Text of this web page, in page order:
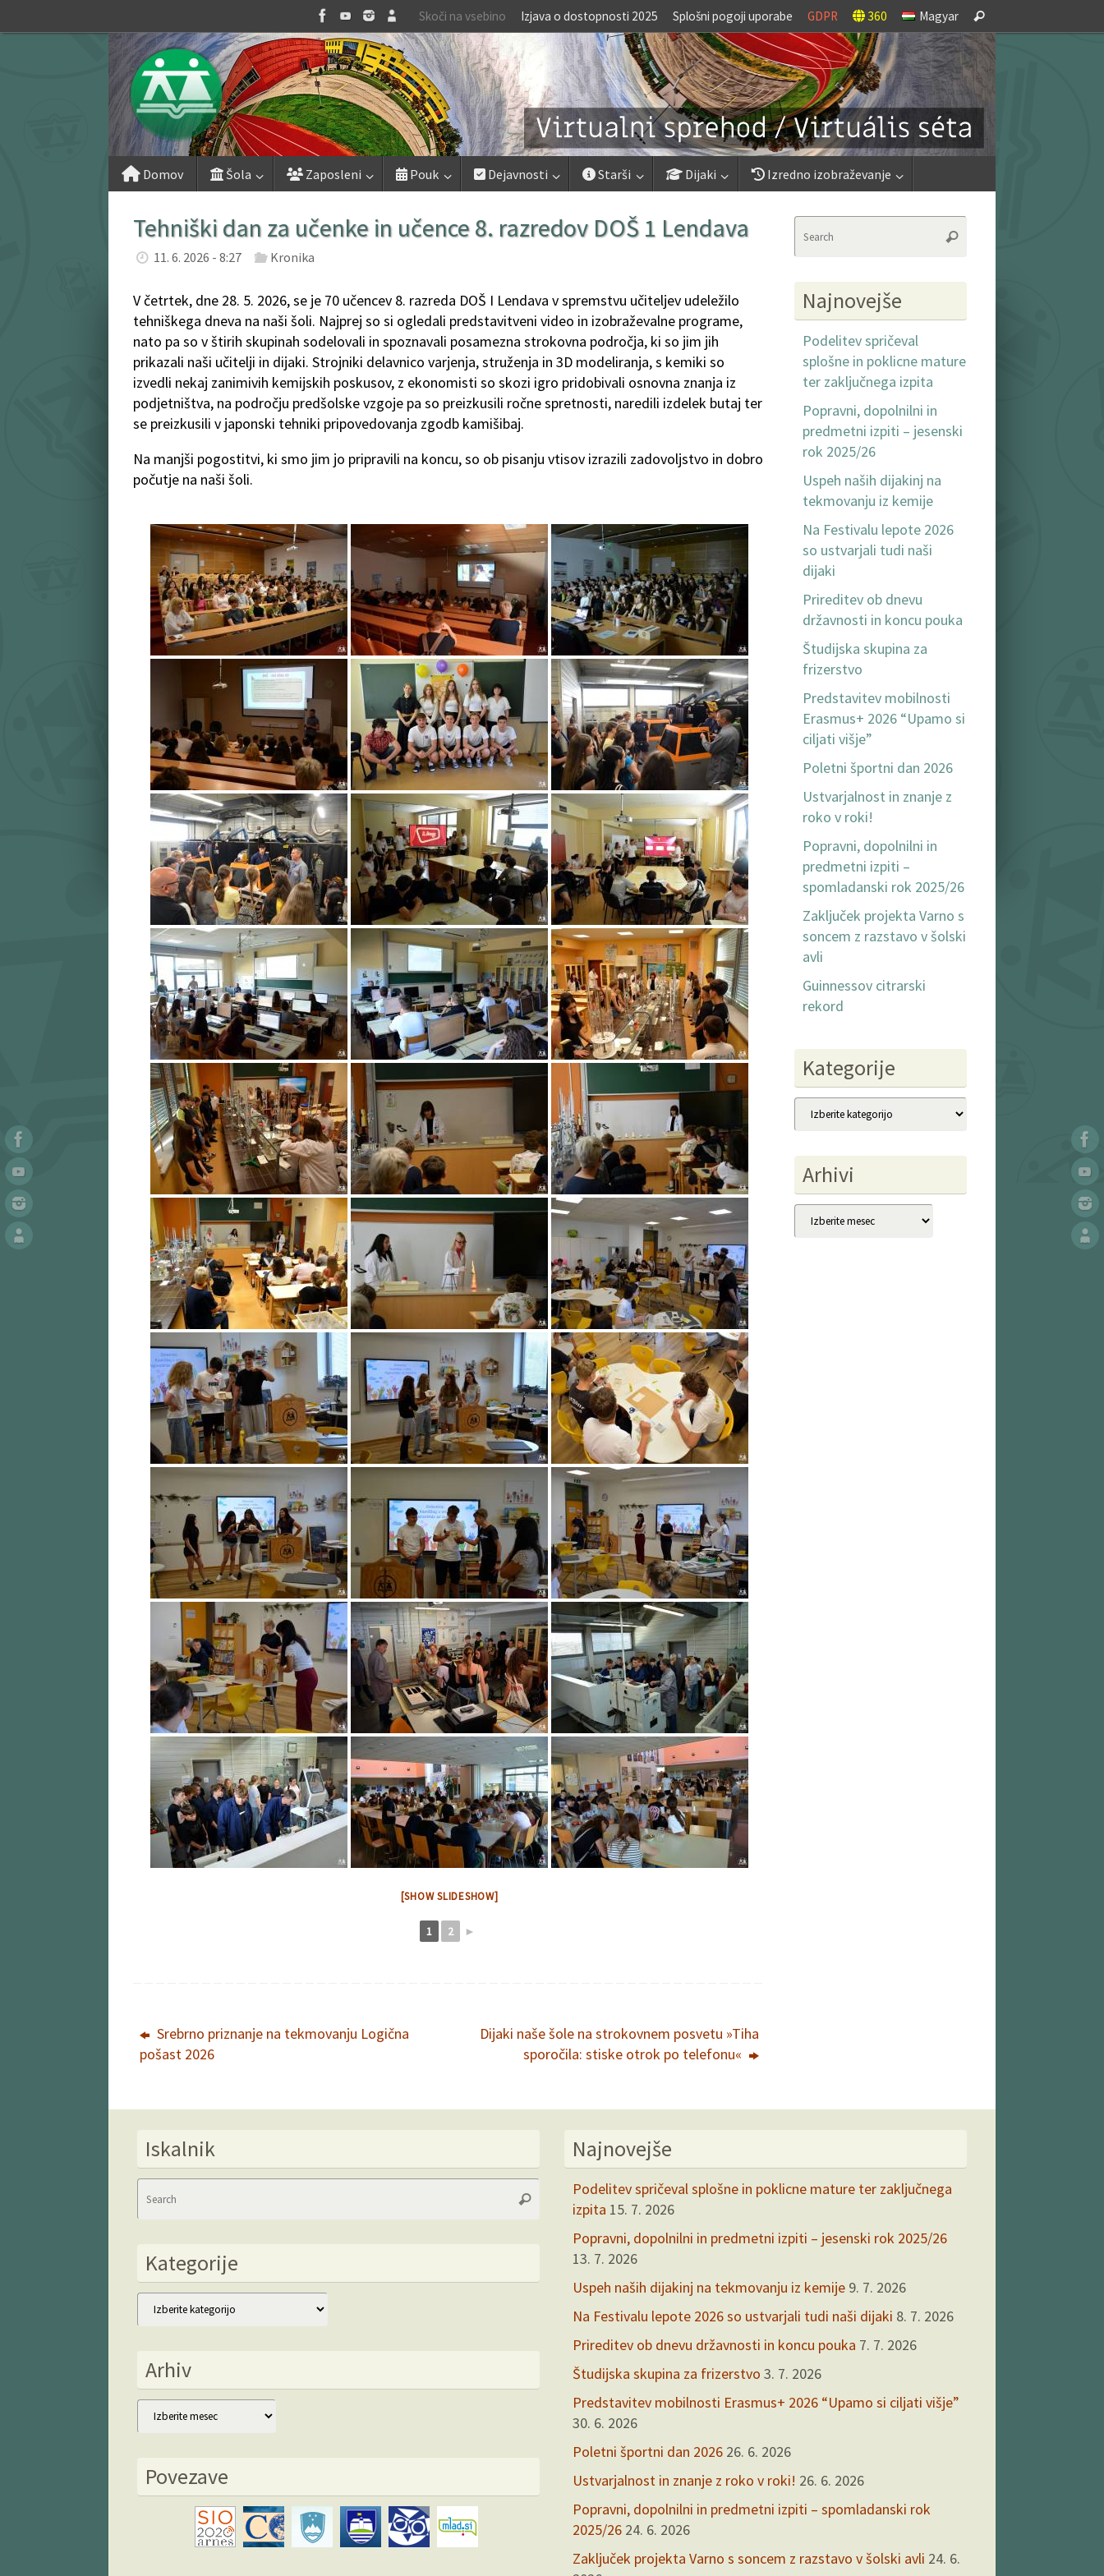
to
Skoči na vsebino Izjava o dostopnosti 2025 Splošni pogoji uporabe GDPR 360 Magyar
for:
Search
Skip
Domov Šola Zaposleni Pouk Dejavnosti Starši Dijaki Izredno izobraževanje
Tehniški dan za učenke in učence 8. razredov DOŠ 1 Lendava
11. 6. 2026 - 8:27 Kronika
V četrtek, dne 28. 5. 2026, se je 70 učencev 8. razreda DOŠ I Lendava v spremstvu učiteljev udeležilo
tehniškega dneva na naši šoli. Najprej so si ogledali predstavitveni video in izobraževalne programe,
nato pa so v štirih skupinah sodelovali in spoznavali posamezna strokovna področja, ki so jim jih
prikazali naši učitelji in dijaki. Strojniki delavnico varjenja, struženja in 3D modeliranja, s kemiki so
izvedli nekaj zanimivih kemijskih poskusov, z ekonomisti so skozi igro pridobivali osnovna znanja iz
podjetništva, na področju predšolske vzgoje pa so preizkusili ročne spretnosti, naredili izdelek butaj ter
se preizkusili v japonski tehniki pripovedovanja zgodb kamišibaj.
Na manjši pogostitvi, ki smo jim jo pripravili na koncu, so ob pisanju vtisov izrazili zadovoljstvo in dobro
počutje na naši šoli.
[SHOW SLIDESHOW]
1 2 ►
Srebrno priznanje na tekmovanju Logična
pošast 2026
Dijaki naše šole na strokovnem posvetu »Tiha
sporočila: stiske otrok po telefonu«
Search
Najnovejše
Podelitev spričeval
splošne in poklicne mature
ter zaključnega izpita
Popravni, dopolnilni in
predmetni izpiti – jesenski
rok 2025/26
Uspeh naših dijakinj na
tekmovanju iz kemije
Na Festivalu lepote 2026
so ustvarjali tudi naši
dijaki
Prireditev ob dnevu
državnosti in koncu pouka
Študijska skupina za
frizerstvo
Predstavitev mobilnosti
Erasmus+ 2026 “Upamo si
ciljati višje”
Poletni športni dan 2026
Ustvarjalnost in znanje z
roko v roki!
Popravni, dopolnilni in
predmetni izpiti –
spomladanski rok 2025/26
Zaključek projekta Varno s
soncem z razstavo v šolski
avli
Guinnessov citrarski
rekord
Kategorije
Kategorije
Arhivi
Arhivi
Iskalnik
Search
Search
Kategorije
Kategorije
Arhiv
Arhiv
Povezave
Najnovejše
Podelitev spričeval splošne in poklicne mature ter zaključnega
izpita 15. 7. 2026
Popravni, dopolnilni in predmetni izpiti – jesenski rok 2025/26
13. 7. 2026
Uspeh naših dijakinj na tekmovanju iz kemije 9. 7. 2026
Na Festivalu lepote 2026 so ustvarjali tudi naši dijaki 8. 7. 2026
Prireditev ob dnevu državnosti in koncu pouka 7. 7. 2026
Študijska skupina za frizerstvo 3. 7. 2026
Predstavitev mobilnosti Erasmus+ 2026 “Upamo si ciljati višje”
30. 6. 2026
Poletni športni dan 2026 26. 6. 2026
Ustvarjalnost in znanje z roko v roki! 26. 6. 2026
Popravni, dopolnilni in predmetni izpiti – spomladanski rok
2025/26 24. 6. 2026
Zaključek projekta Varno s soncem z razstavo v šolski avli 24. 6.